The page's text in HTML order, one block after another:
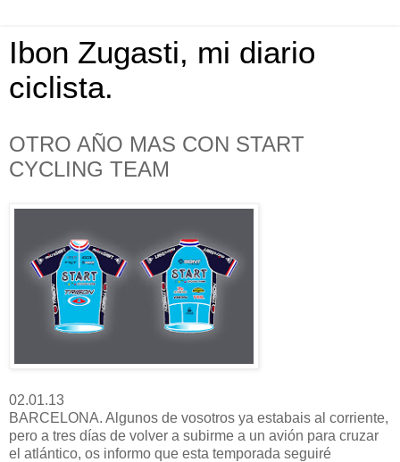
Ibon Zugasti, mi diario
ciclista.
OTRO AÑO MAS CON START
CYCLING TEAM
02.01.13
BARCELONA. Algunos de vosotros ya estabais al corriente,
pero a tres días de volver a subirme a un avión para cruzar
el atlántico, os informo que esta temporada seguiré